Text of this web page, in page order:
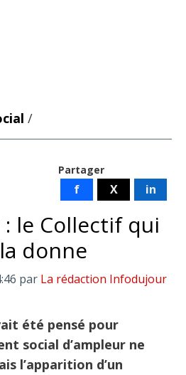
/
Partager
f X in
: le Collectif qui
donne
par La rédaction Infodujour
été pensé pour
social d’ampleur ne
l’apparition d’un